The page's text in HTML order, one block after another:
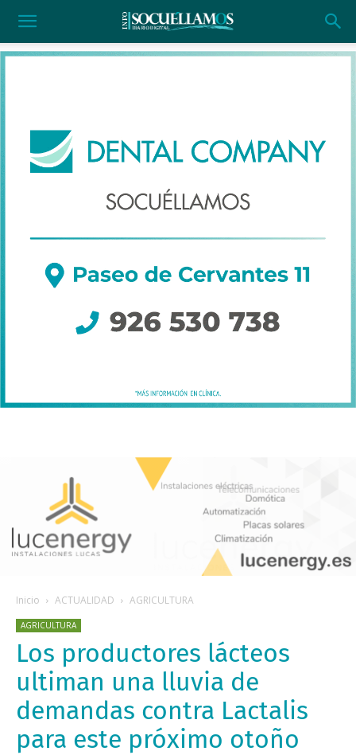
Inicio ACTUALIDAD AGRICULTURA
AGRICULTURA
Los productores lácteos
ultiman una lluvia de
demandas contra Lactalis
para este próximo otoño